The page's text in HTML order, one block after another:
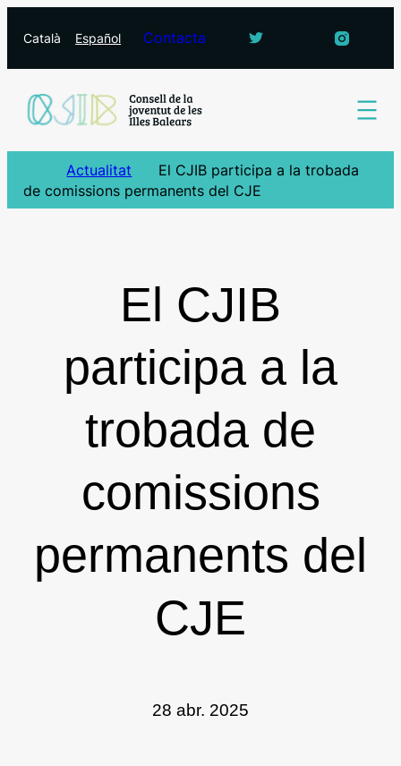
contingut
Català Español Contacta
Actualitat
El CJIB participa a la trobada
de comissions permanents del CJE
El CJIB
participa a la
trobada de
comissions
permanents del
CJE
28 abr. 2025